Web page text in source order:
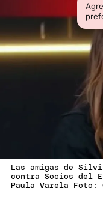
Las amigas de
contra Socios del
Paula Varela Foto: